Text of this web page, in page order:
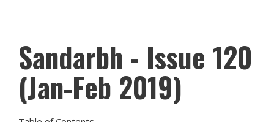
Sandarbh - Issue 120
(Jan-Feb 2019)